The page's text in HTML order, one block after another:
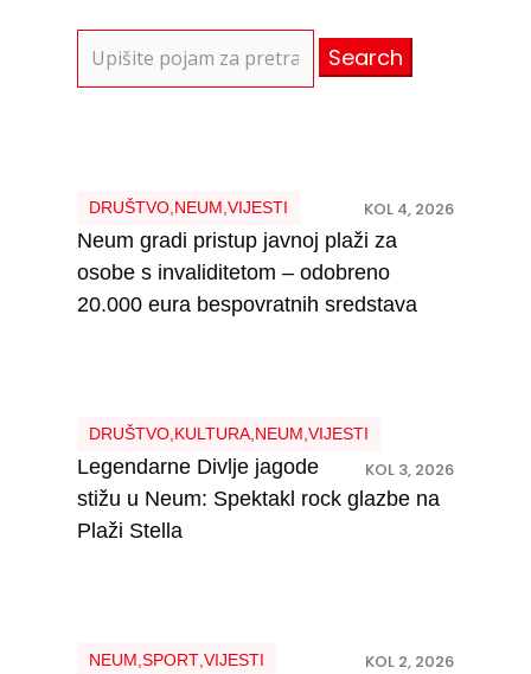
for:
DRUŠTVO, NEUM VIJESTI KOL 4, 2026
Neum gradi pristup javnoj plaži za
osobe s invaliditetom – odobreno
20.000 eura bespovratnih sredstava
DRUŠTVO, KULTURA, NEUM VIJESTI
KOL 3, 2026
Legendarne Divlje jagode
stižu u Neum: Spektakl rock glazbe na
Plaži Stella
NEUM SPORT, VIJESTI KOL 2, 2026